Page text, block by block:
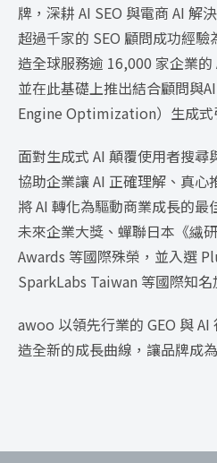
牌，深耕 AI SEO 與電商 AI 解
超過千家的 SEO 顧問成功經
造全球服務逾 16,000 家企業
並在此基礎上推出結合顧問與
Engine Optimization）生成式
面對生成式 AI 顛覆使用者搜
協助企業讓 AI 正確理解、真心
將 AI 轉化為驅動商業成長的最
未來企業大獎、蟬聯日本《繊
Awards 等國際殊榮，並入選
SparkLabs Taiwan 等國際知名
awoo 以領先行業的 GEO 與
造全新的成長曲線，讓品牌成